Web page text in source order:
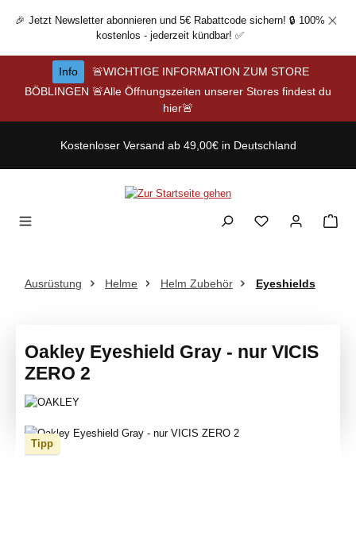
Zum Hauptinhalt springen
🎉 Jetzt Newsletter abonnieren und 5€ Rabattcode sichern! 🔒 100%
kostenlos - jederzeit kündbar! ✅
Info
🚨WICHTIGE INFORMATION ZUM STORE
BÖBLINGEN 🚨Alle Öffnungszeiten unserer Stores findest du
hier🚨
Kostenloser Versand ab 49,00€ in Deutschland
Ausrüstung Helme Helm Zubehör Eyeshields
Oakley Eyeshield Gray - nur VICIS
ZERO 2
Bildergalerie überspringen
Tipp